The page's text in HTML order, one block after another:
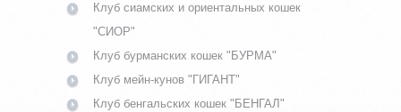
Клуб сиамских и ориентальных кошек
"СИОР"
Клуб бурманских кошек "БУРМА"
Клуб мейн-кунов "ГИГАНТ"
Клуб бенгальских кошек "БЕНГАЛ"